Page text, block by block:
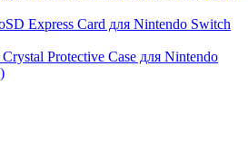
Express Card для Nintendo Switch
Protective Case для Nintendo